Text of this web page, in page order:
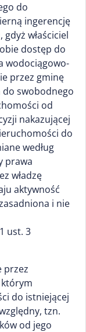
do
ingerencję
właściciel
dostęp do
wodociągowo-
przez gminę
do swobodnego
od
nakazującej
do
według
prawa
władzę
aktywność
i nie
ust. 3
przez
do istniejącej
tzn.
od jego